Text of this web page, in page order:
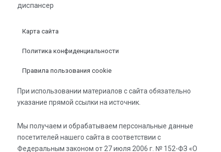
диспансер
Карта сайта
Политика конфиденциальности
Правила пользования cookie
При использовании материалов с сайта обязательно
указание прямой ссылки на источник.
Мы получаем и обрабатываем персональные данные
посетителей нашего сайта в соответствии с
Федеральным законом от 27 июля 2006 г. № 152-ФЗ «О